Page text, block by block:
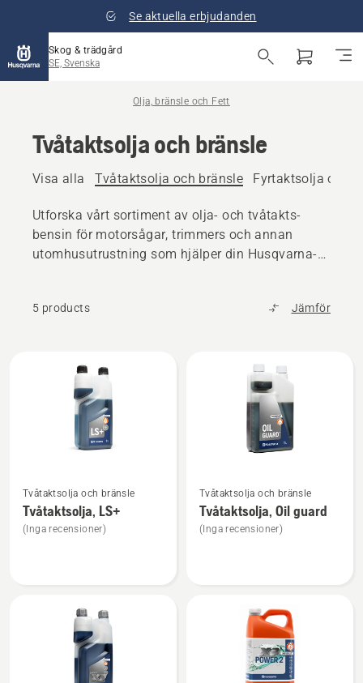
Se aktuella erbjudanden
Skog & trädgård
SE, Svenska
Olja, bränsle och Fett
Tvåtaktsolja och bränsle
Visa alla Tvåtaktsolja och bränsle Fyrtaktsolja och
Utforska vårt sortiment av olja- och tvåtakts-
bensin för motorsågar, trimmers och annan
utomhusutrustning som hjälper din Husqvarna-
5 products Jämför
produkter
mer
information
om
Tvåtaktsolja och bränsle
Tvåtaktsolja, LS+
(Inga recensioner)
mer
information
om
Tvåtaktsolja och bränsle
Tvåtaktsolja, Oil guard
(Inga recensioner)